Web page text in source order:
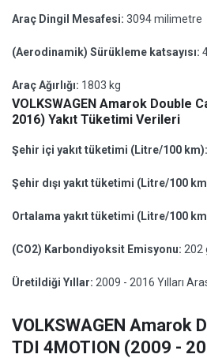
Araç Dingil Mesafesi: 3094 milimetre
(Aerodinamik) Sürükleme katsayısı:
Araç Ağırlığı: 1803 kg
VOLKSWAGEN Amarok Double
2016) Yakıt Tüketimi Verileri
Şehir içi yakıt tüketimi (Litre/100 km):
Şehir dışı yakıt tüketimi (Litre/100
Ortalama yakıt tüketimi (Litre/100
(CO2) Karbondiyoksit Emisyonu: 202
Üretildiği Yıllar: 2009 - 2016 Yılları
VOLKSWAGEN Amarok
TDI 4MOTION (2009 -